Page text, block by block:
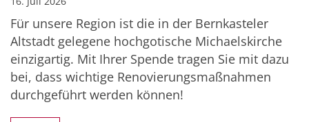
Für unsere Region ist die in der Bernkasteler
Altstadt gelegene hochgotische Michaelskirche
einzigartig. Mit Ihrer Spende tragen Sie mit dazu
bei, dass wichtige Renovierungsmaßnahmen
durchgeführt werden können!